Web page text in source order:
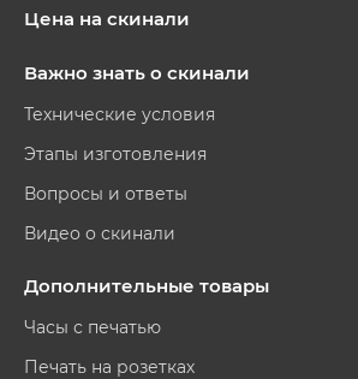
Цена на скинали
Важно знать о скинали
Технические условия
Этапы изготовления
Вопросы и ответы
Видео о скинали
Дополнительные товары
Часы с печатью
Печать на розетках